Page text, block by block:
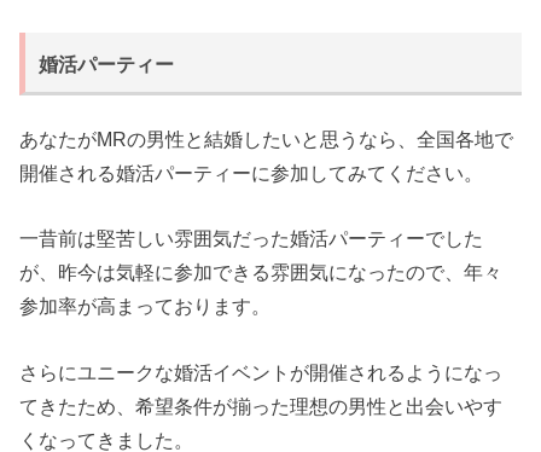
婚活パーティー
あなたがMRの男性と結婚したいと思うなら、全国各地で
開催される婚活パーティーに参加してみてください。
一昔前は堅苦しい雰囲気だった婚活パーティーでした
が、昨今は気軽に参加できる雰囲気になったので、年々
参加率が高まっております。
さらにユニークな婚活イベントが開催されるようになっ
てきたため、希望条件が揃った理想の男性と出会いやす
くなってきました。